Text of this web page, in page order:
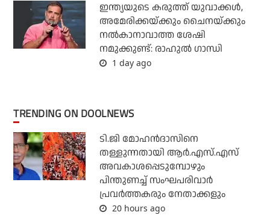
ഇന്ത്യയുടെ കരുത്ത് യുവാക്കള്‍,
അമേരിക്കയ്ക്കും ചൈനയ്ക്കും
നല്‍കാനാവാത്ത ശേഷി
നമുക്കുണ്ട്: രാഹുല്‍ ഗാന്ധി
1 day ago
TRENDING ON DOOLNEWS
ടി.ജി മോഹന്‍ദാസിനെ
തള്ളുന്നതായി ആര്‍.എസ്.എസ്
അവകാശപ്പെടുമ്പോഴും
പിന്തുണച്ച് സംഘപരിവാര്‍
പ്രവര്‍ത്തകരും നേതാക്കളും
20 hours ago